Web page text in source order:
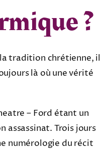
?
tradition chrétienne, il
là où une vérité
– Ford étant un
assassinat. Trois jours
numérologie du récit